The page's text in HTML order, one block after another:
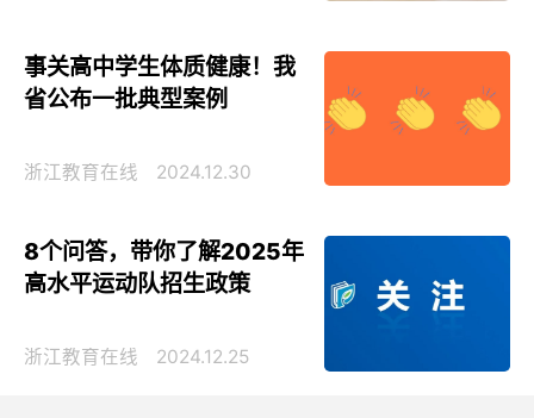
事关高中学生体质健康！我
省公布一批典型案例
浙江教育在线 2024.12.30
8个问答，带你了解2025年
高水平运动队招生政策
浙江教育在线 2024.12.25